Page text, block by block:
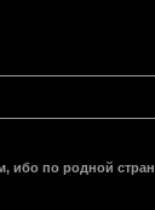
по родной